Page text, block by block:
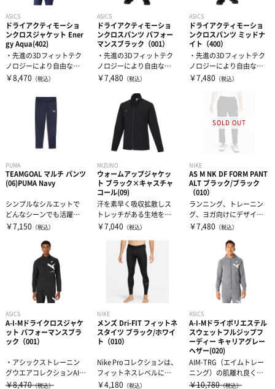
ASICS
ドライアクティモーショ
ンクロスジャケット Ener
gy Aqua(402)
・先進の3Dフィットテク
ノロジーにより自由な動
きを追求・優れたUVケア
￥8,470 （税込）
ASICS
ドライアクティモーショ
ンクロスパンツ パフォー
マンスブラック（001）
・先進の3Dフィットテク
ノロジーにより自由な動
きを追求・優れたUVケア
￥7,480 （税込）
ASICS
ドライアクティモーショ
ンクロスパンツ ミッドナ
イト（400）
・先進の3Dフィットテク
ノロジーにより自由な動
きを追求・優れたUVケア
￥7,480 （税込）
PUMA
TEAMGOAL マルチ パンツ
(06)PUMA Navy
シンプルなシルエットで
どんなシーンでも活躍し
てくれるマルチパンツで
￥7,150 （税込）
MIZUNO
ウォームアップジャケッ
ト ブラック×キャスチャ
コール(09)
汗を素早く吸収拡散しス
トレッチがある生地を採
用。シンプルなデザイン
￥7,040 （税込）
NIKE
AS M NK DF FORM PANT
ALT ブラック/ブラック
（010）
ランニング、トレーニン
グ、ヨガ向けにデザイン
されたFormコレクション
￥7,480 （税込）
ASICS
A-I-Mドライクロスジャケ
ット パフォーマンスブラ
ック（001）
・アシックストレーニン
グウエアコレクションAIM
-TRG（エイムトレーニン
￥8,470（税込）
NIKE
メンズ Dri-FIT フィットネ
スタイツ ブラック/ホワイ
ト（010）
Nike Proコレクションは、
フィットネスレベルに関
わらず、安心できる着用
￥4,180 （税込）
ASICS
A-I-Mドライポリエステル
スウェットフルジップフ
ーディー キャリアグレー
ヘザー(020)
AIM-TRG（エイムトレー
ニング）の肌離れ良く、
快適な衣服内環境をもた
￥10,780（税込）